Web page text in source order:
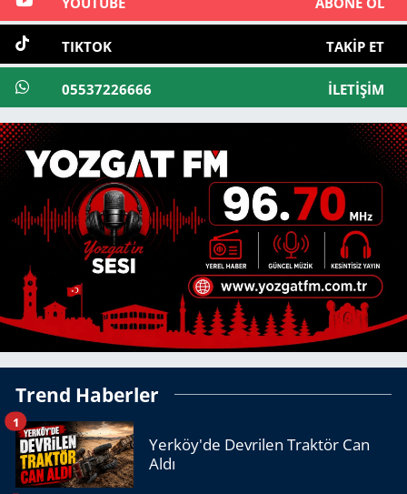
TIKTOK TAKIP ET
05537226666 İLETIŞIM
Trend Haberler
Yerköy'de Devrilen Traktör Can
Aldı
1